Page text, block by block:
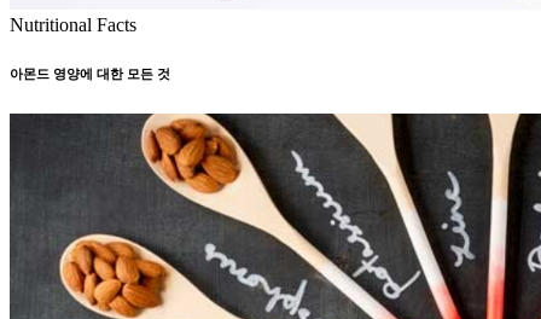
Nutritional Facts
아몬드 영양에 대한 모든 것